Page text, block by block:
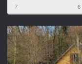
7 6